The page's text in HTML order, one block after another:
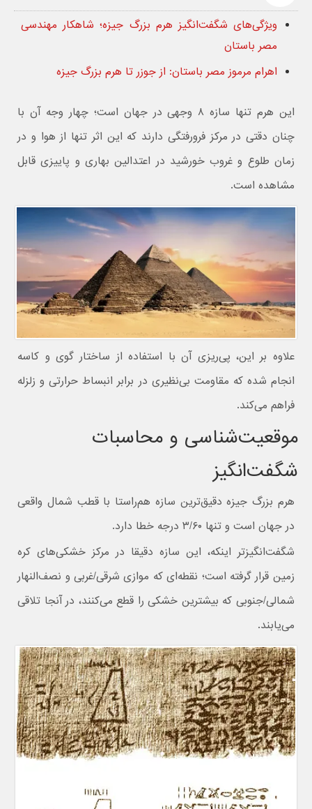
ویژگی‌های شگفت‌انگیز هرم بزرگ جیزه؛ شاهکار مهندسی
مصر باستان
اهرام مرموز مصر باستان: از جوزر تا هرم بزرگ جیزه
این هرم تنها سازه ۸ وجهی در جهان است؛ چهار وجه آن با
چنان دقتی در مرکز فرورفتگی دارند که این اثر تنها از هوا و در
زمان طلوع و غروب خورشید در اعتدالین بهاری و پاییزی قابل
مشاهده است.
علاوه بر این، پی‌ریزی آن با استفاده از ساختار گوی و کاسه
انجام شده که مقاومت بی‌نظیری در برابر انبساط حرارتی و زلزله
فراهم می‌کند.
موقعیت‌شناسی و محاسبات
شگفت‌انگیز
هرم بزرگ جیزه دقیق‌ترین سازه هم‌راستا با قطب شمال واقعی
در جهان است و تنها ۳/۶۰ درجه خطا دارد.
شگفت‌انگیزتر اینکه، این سازه دقیقا در مرکز خشکی‌های کره
زمین قرار گرفته است؛ نقطه‌ای که موازی شرقی/غربی و نصف‌النهار
شمالی/جنوبی که بیشترین خشکی را قطع می‌کنند، در آنجا تلاقی
می‌یابند.